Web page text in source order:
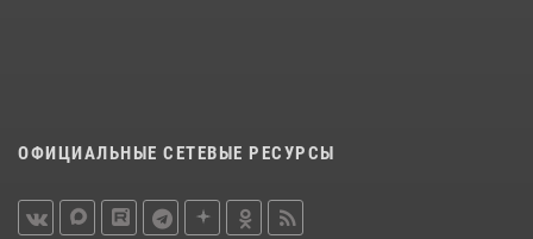
ОФИЦИАЛЬНЫЕ СЕТЕВЫЕ РЕСУРСЫ